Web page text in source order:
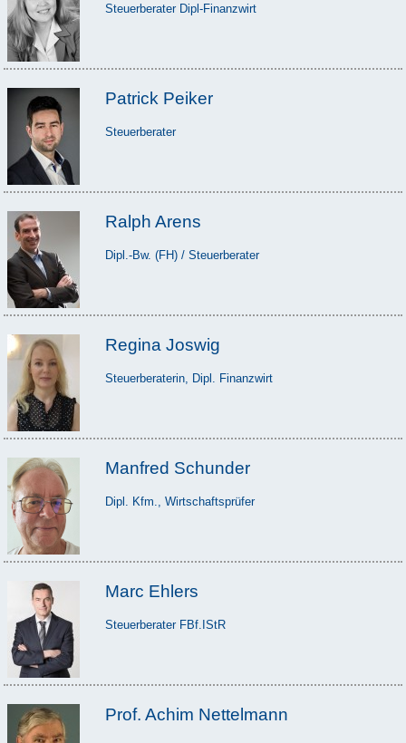
Steuerberater Dipl-Finanzwirt
Patrick Peiker
Steuerberater
Ralph Arens
Dipl.-Bw. (FH) / Steuerberater
Regina Joswig
Steuerberaterin, Dipl. Finanzwirt
Manfred Schunder
Dipl. Kfm., Wirtschaftsprüfer
Marc Ehlers
Steuerberater FBf.IStR
Prof. Achim Nettelmann